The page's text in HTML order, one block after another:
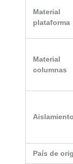
Material
plataforma
Material
columnas
Aislamiento
País de